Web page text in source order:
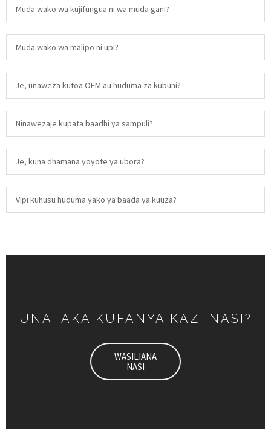
Muda wako wa kujifungua ni wa muda gani?
Muda wako wa malipo ni upi?
Je, unaweza kutoa OEM au huduma za kubuni?
Ninawezaje kupata baadhi ya sampuli?
Je, kuna dhamana yoyote ya ubora?
Vipi kuhusu huduma yako ya baada ya kuuza?
UNATAKA KUFANYA KAZI NASI?
WASILIANA
NASI